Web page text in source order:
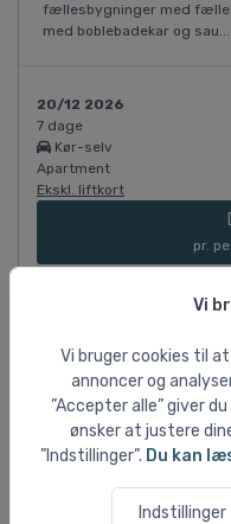
Vi
Vi bruger cookies til
annoncer og
”Accepter alle” giver
ønsker at justere
”Indstillinger”. Du kan
Indstillinger
fællesbygninger med
med boblebadekar og sau...
20/12 2026
7 dage
Kør-selv
Apartment
Ekskl. liftkort
pr.
Vis
Flere billeder